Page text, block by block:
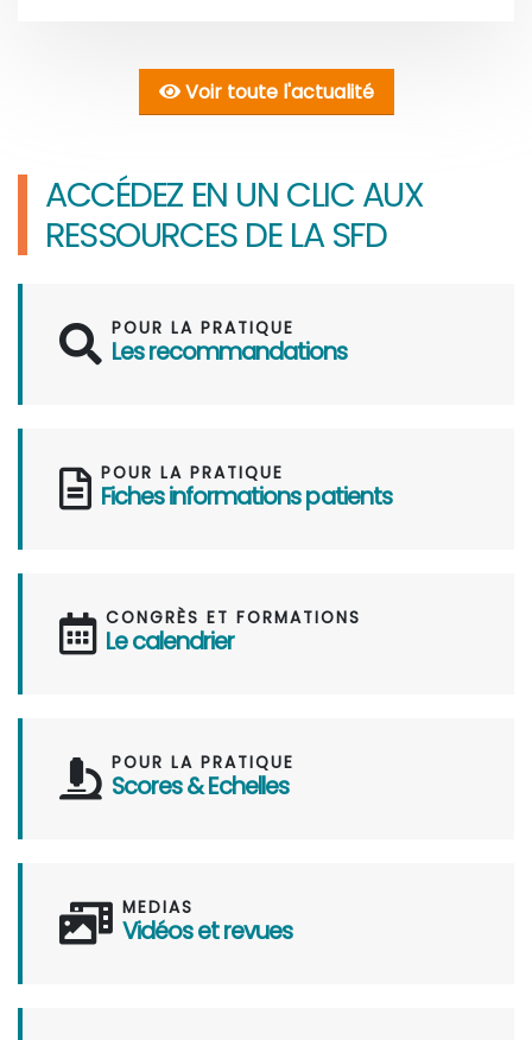
Voir toute l'actualité
ACCÉDEZ EN UN CLIC AUX
RESSOURCES DE LA SFD
POUR LA PRATIQUE
Les recommandations
POUR LA PRATIQUE
Fiches informations patients
CONGRÈS ET FORMATIONS
Le calendrier
POUR LA PRATIQUE
Scores & Echelles
MEDIAS
Vidéos et revues